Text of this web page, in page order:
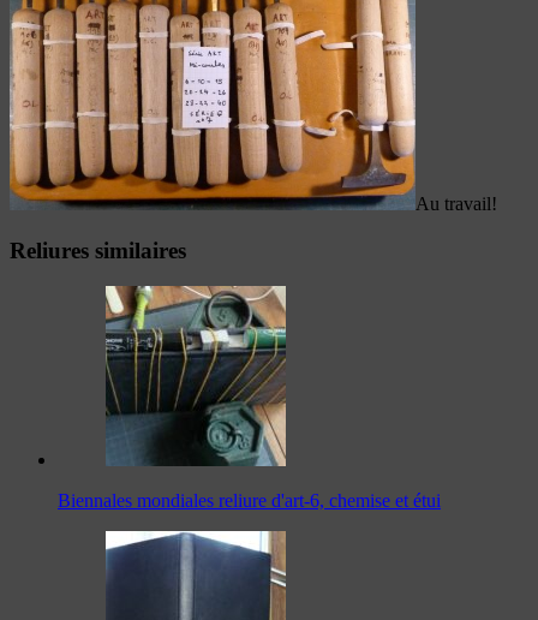
Au travail!
Reliures similaires
Biennales mondiales reliure d'art-6, chemise et étui